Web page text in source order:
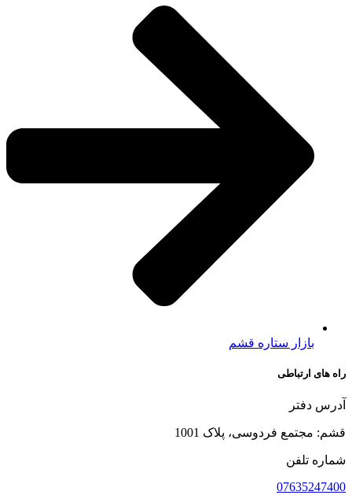
بازار ستاره قشم
راه های ارتباطی
آدرس دفتر
قشم: مجتمع فردوسی، پلاک 1001
شماره تلفن
07635247400